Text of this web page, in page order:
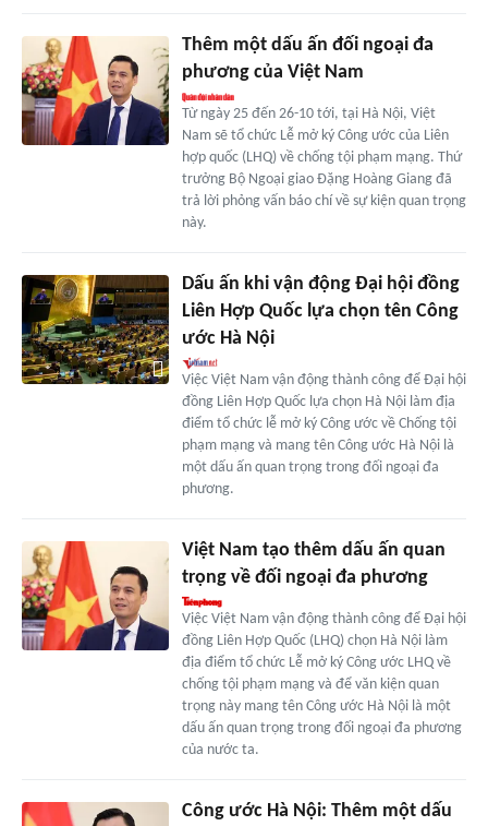
Thêm một dấu ấn đối ngoại đa
phương của Việt Nam
Từ ngày 25 đến 26-10 tới, tại Hà Nội, Việt
Nam sẽ tổ chức Lễ mở ký Công ước của Liên
hợp quốc (LHQ) về chống tội phạm mạng. Thứ
trưởng Bộ Ngoại giao Đặng Hoàng Giang đã
trả lời phỏng vấn báo chí về sự kiện quan trọng
này.
Dấu ấn khi vận động Đại hội đồng
Liên Hợp Quốc lựa chọn tên Công
ước Hà Nội
Việc Việt Nam vận động thành công để Đại hội
đồng Liên Hợp Quốc lựa chọn Hà Nội làm địa
điểm tổ chức lễ mở ký Công ước về Chống tội
phạm mạng và mang tên Công ước Hà Nội là
một dấu ấn quan trọng trong đối ngoại đa
phương.
Việt Nam tạo thêm dấu ấn quan
trọng về đối ngoại đa phương
Việc Việt Nam vận động thành công để Đại hội
đồng Liên Hợp Quốc (LHQ) chọn Hà Nội làm
địa điểm tổ chức Lễ mở ký Công ước LHQ về
chống tội phạm mạng và để văn kiện quan
trọng này mang tên Công ước Hà Nội là một
dấu ấn quan trọng trong đối ngoại đa phương
của nước ta.
Công ước Hà Nội: Thêm một dấu